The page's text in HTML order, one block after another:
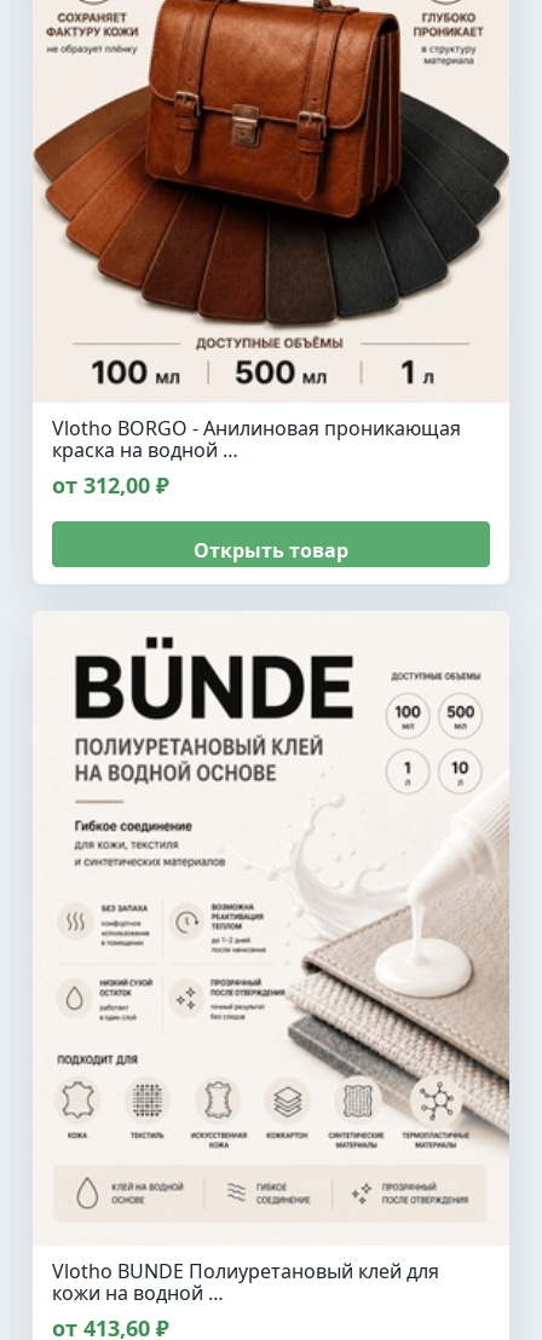
Vlotho BORGO - Анилиновая проникающая
краска на водной …
от 312,00 ₽
Открыть товар
Vlotho BUNDE Полиуретановый клей для
кожи на водной …
от 413,60 ₽